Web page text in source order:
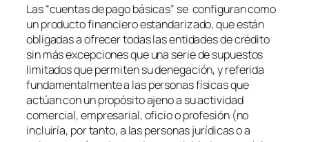
Las “cuentas de pago básicas” se configuran como
un producto financiero estandarizado, que están
obligadas a ofrecer todas las entidades de crédito
sin más excepciones que una serie de supuestos
limitados que permiten su denegación, y referida
fundamentalmente a las personas físicas que
actúan con un propósito ajeno a su actividad
comercial, empresarial, oficio o profesión (no
incluiría, por tanto, a las personas jurídicas o a